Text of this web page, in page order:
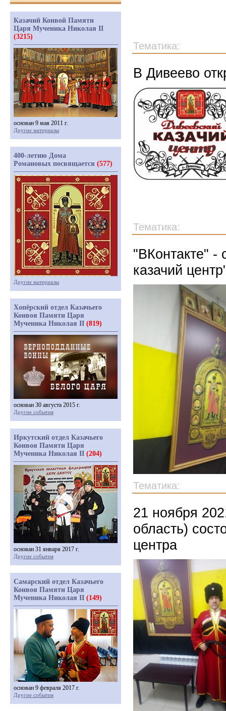
Тематика:
В Дивеево
Тематика:
"ВКонтакте" -
казачий
Тематика:
21 ноября
область)
центра
Казачий Конвой Памяти
Царя Мученика Николая II
(3215)
основан 9 мая 2011 г.
Другие материалы
400-летию Дома
Романовых посвящается (577)
Другие материалы
Хопёрский отдел Казачьего
Конвоя Памяти Царя
Мученика Николая II (819)
основан 30 августа 2015 г.
Другие события
Иркутский отдел Казачьего
Конвоя Памяти Царя
Мученика Николая II (204)
основан 31 января 2017 г.
Другие события
Самарский отдел Казачьего
Конвоя Памяти Царя
Мученика Николая II (149)
основан 9 февраля 2017 г.
Другие события